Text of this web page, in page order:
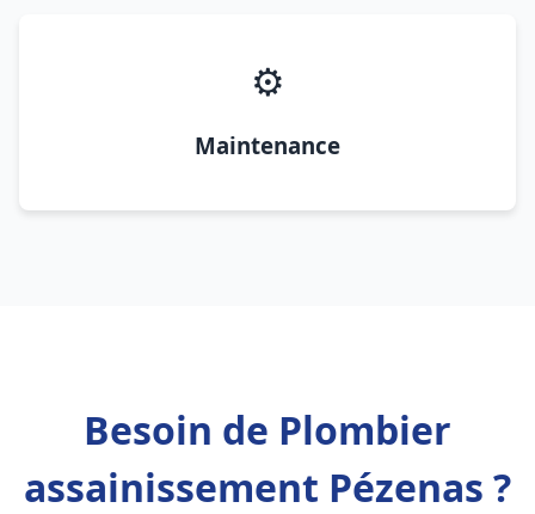
⚙️
Maintenance
Besoin de Plombier
assainissement Pézenas ?